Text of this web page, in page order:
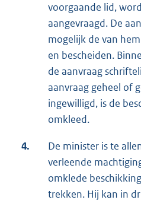
voorgaande lid,
aangevraagd. De
mogelijk de van
en bescheiden.
de aanvraag
aanvraag geheel of
ingewilligd, is de
omkleed.
4.
De minister is te
verleende
omklede
trekken. Hij kan in